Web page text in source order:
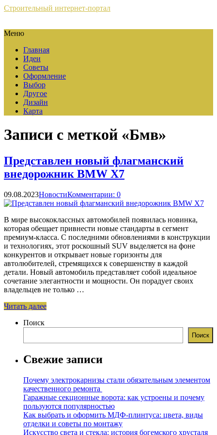
Строительный интернет-портал
Меню
Главная
Идеи
Советы
Оформление
Выбор
Другое
Дизайн
Карта
Записи с меткой «Бмв»
Представлен новый флагманский
внедорожник BMW X7
09.08.2023НовостиКомментарии: 0
В мире высококлассных автомобилей появилась новинка,
которая обещает привнести новые стандарты в сегмент
премиум-класса. С последними обновлениями в конструкции
и технологиях, этот роскошный SUV выделяется на фоне
конкурентов и открывает новые горизонты для
автолюбителей, стремящихся к совершенству в каждой
детали. Новый автомобиль представляет собой идеальное
сочетание элегантности и мощности. Он порадует своих
владельцев не только …
Читать далее
Поиск
Поиск
Свежие записи
Почему электрокарнизы стали обязательным элементом
качественного ремонта
Гаражные секционные ворота: как устроены и почему
пользуются популярностью
Как выбрать и оформить МДФ-плинтуса: цвета, виды
отделки и советы по монтажу
Искусство света и стекла: история богемского хрусталя